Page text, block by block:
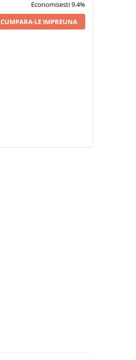
Economisesti 9.4%
CUMPARA-LE IMPREUNA